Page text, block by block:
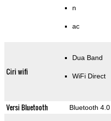
n
ac
Ciri wifi
Dua Band
WiFi Direct
Versi Bluetooth Bluetooth 4.0